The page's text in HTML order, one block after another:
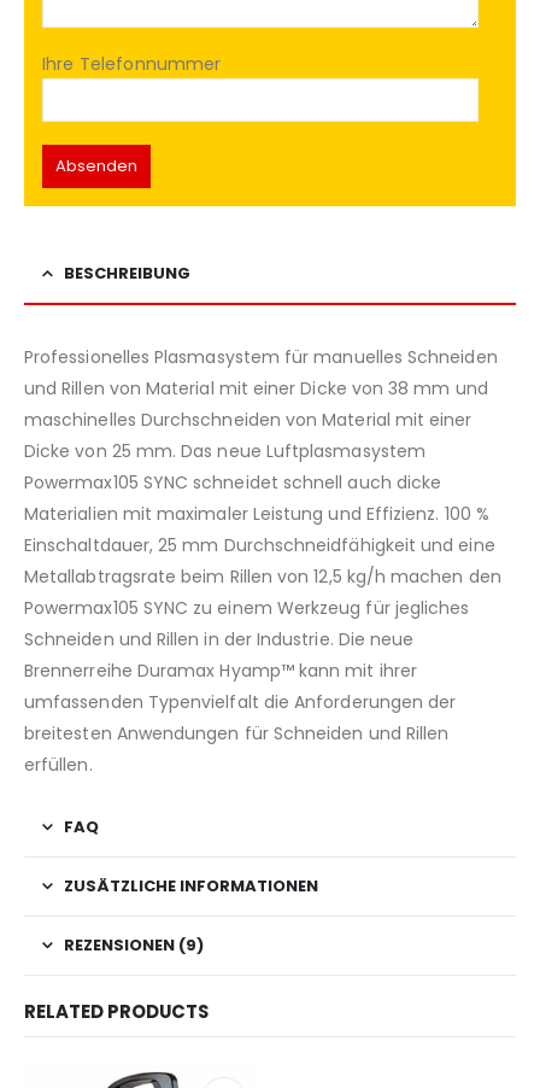
Ihre Telefonnummer
BESCHREIBUNG
Professionelles Plasmasystem für manuelles Schneiden
und Rillen von Material mit einer Dicke von 38 mm und
maschinelles Durchschneiden von Material mit einer
Dicke von 25 mm. Das neue Luftplasmasystem
Powermax105 SYNC schneidet schnell auch dicke
Materialien mit maximaler Leistung und Effizienz. 100 %
Einschaltdauer, 25 mm Durchschneidfähigkeit und eine
Metallabtragsrate beim Rillen von 12,5 kg/h machen den
Powermax105 SYNC zu einem Werkzeug für jegliches
Schneiden und Rillen in der Industrie. Die neue
Brennerreihe Duramax Hyamp™ kann mit ihrer
umfassenden Typenvielfalt die Anforderungen der
breitesten Anwendungen für Schneiden und Rillen
erfüllen.
FAQ
ZUSÄTZLICHE INFORMATIONEN
REZENSIONEN (9)
RELATED PRODUCTS